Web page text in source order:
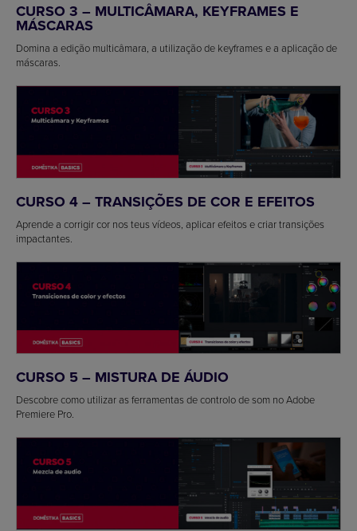
CURSO 3 – MULTICÂMARA, KEYFRAMES E
MÁSCARAS
Domina a edição multicâmara, a utilização de keyframes e a aplicação de
máscaras.
CURSO 4 – TRANSIÇÕES DE COR E EFEITOS
Aprende a corrigir cor nos teus vídeos, aplicar efeitos e criar transições
impactantes.
CURSO 5 – MISTURA DE ÁUDIO
Descobre como utilizar as ferramentas de controlo de som no Adobe
Premiere Pro.